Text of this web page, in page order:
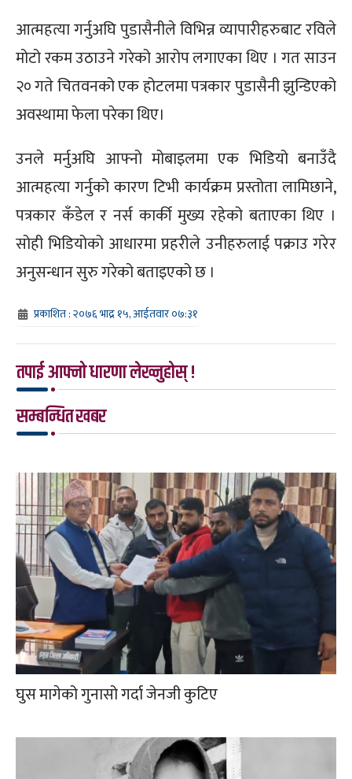
आत्महत्या गर्नुअघि पुडासैनीले विभिन्न व्यापारीहरुबाट रविले
मोटो रकम उठाउने गरेको आरोप लगाएका थिए । गत साउन
२० गते चितवनको एक होटलमा पत्रकार पुडासैनी झुन्डिएको
अवस्थामा फेला परेका थिए।
उनले मर्नुअघि आफ्नो मोबाइलमा एक भिडियो बनाउँदै
आत्महत्या गर्नुको कारण टिभी कार्यक्रम प्रस्तोता लामिछाने,
पत्रकार कँडेल र नर्स कार्की मुख्य रहेको बताएका थिए ।
सोही भिडियोको आधारमा प्रहरीले उनीहरुलाई पक्राउ गरेर
अनुसन्धान सुरु गरेको बताइएको छ ।
प्रकाशित : २०७६ भाद्र १५, आईतवार ०७:३१
तपाई आफ्नो धारणा लेख्नुहोस् !
सम्बन्धित खबर
घुस मागेको गुनासो गर्दा जेनजी कुटिए